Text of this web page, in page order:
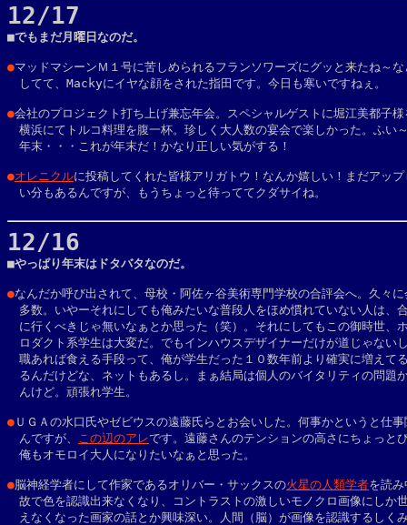
12/17
■でもまだ月曜日なのだ。
●マッドマシーンＭ１号に苦しめられるフランソワーズにグッと来たね～
してて、Mackyにイヤな顔をされた指田です。今日も寒いですねぇ。
●会社のプロジェクト打ち上げ兼忘年会。スペシャルゲストに堀江美都子
横浜にてトルコ料理を腹一杯。珍しく大人数の宴会で楽しかった。ふい
年末・・・これが年末だ！かなり正しい気がする！
●オレニクルに投稿してくれた皆様アリガトウ！なんか嬉しい！まだアッ
い分もあるんですが、もうちょっと待っててクダサイね。
12/16
■やっぱり年末はドタバタなのだ。
●なんだか呼び出されて、母校・阿佐ヶ谷美術専門学校の合評会へ。久々
多数。いやーそれにしても俺みたいな普段人をほめ慣れていない人は、
に行くべきじゃ無いなぁとか思った（笑）。それにしてもこの御時世、
ロダクト系学生は大変だ。でもインハウスデザイナーだけが道じゃない
職あれば食える手段って、俺が学生だった１０数年前より確実に増えて
るんだけどな、ネットもあるし。まぁ結局は個人のバイタリティの問題
んけど。頑張れ学生。
● ＵＧＡの水口氏やゼビウスの遠藤氏らとお会いした。何事かというと仕
んですが、
この辺のアレです。遠藤さんのテンションの高さにちょっと
俺もオモロイ大人になりたいなぁと思った。
●脳神経学者にして作家であるオリバー・サックスの火星の人類学者を読
故で色を認識出来なくなり、コントラストの激しいモノクロ画像にしか
えなくなった画家の話とか興味深い。人間（脳）が画像を認識するしく